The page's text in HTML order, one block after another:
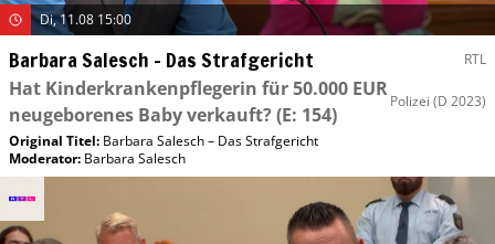
Di, 11.08 15:00
Barbara Salesch – Das Strafgericht RTL
Hat Kinderkrankenpflegerin für 50.000 EUR
neugeborenes Baby verkauft?(E: 154)
Polizei (D 2023)
Original Titel: Barbara Salesch – Das Strafgericht
Moderator: Barbara Salesch